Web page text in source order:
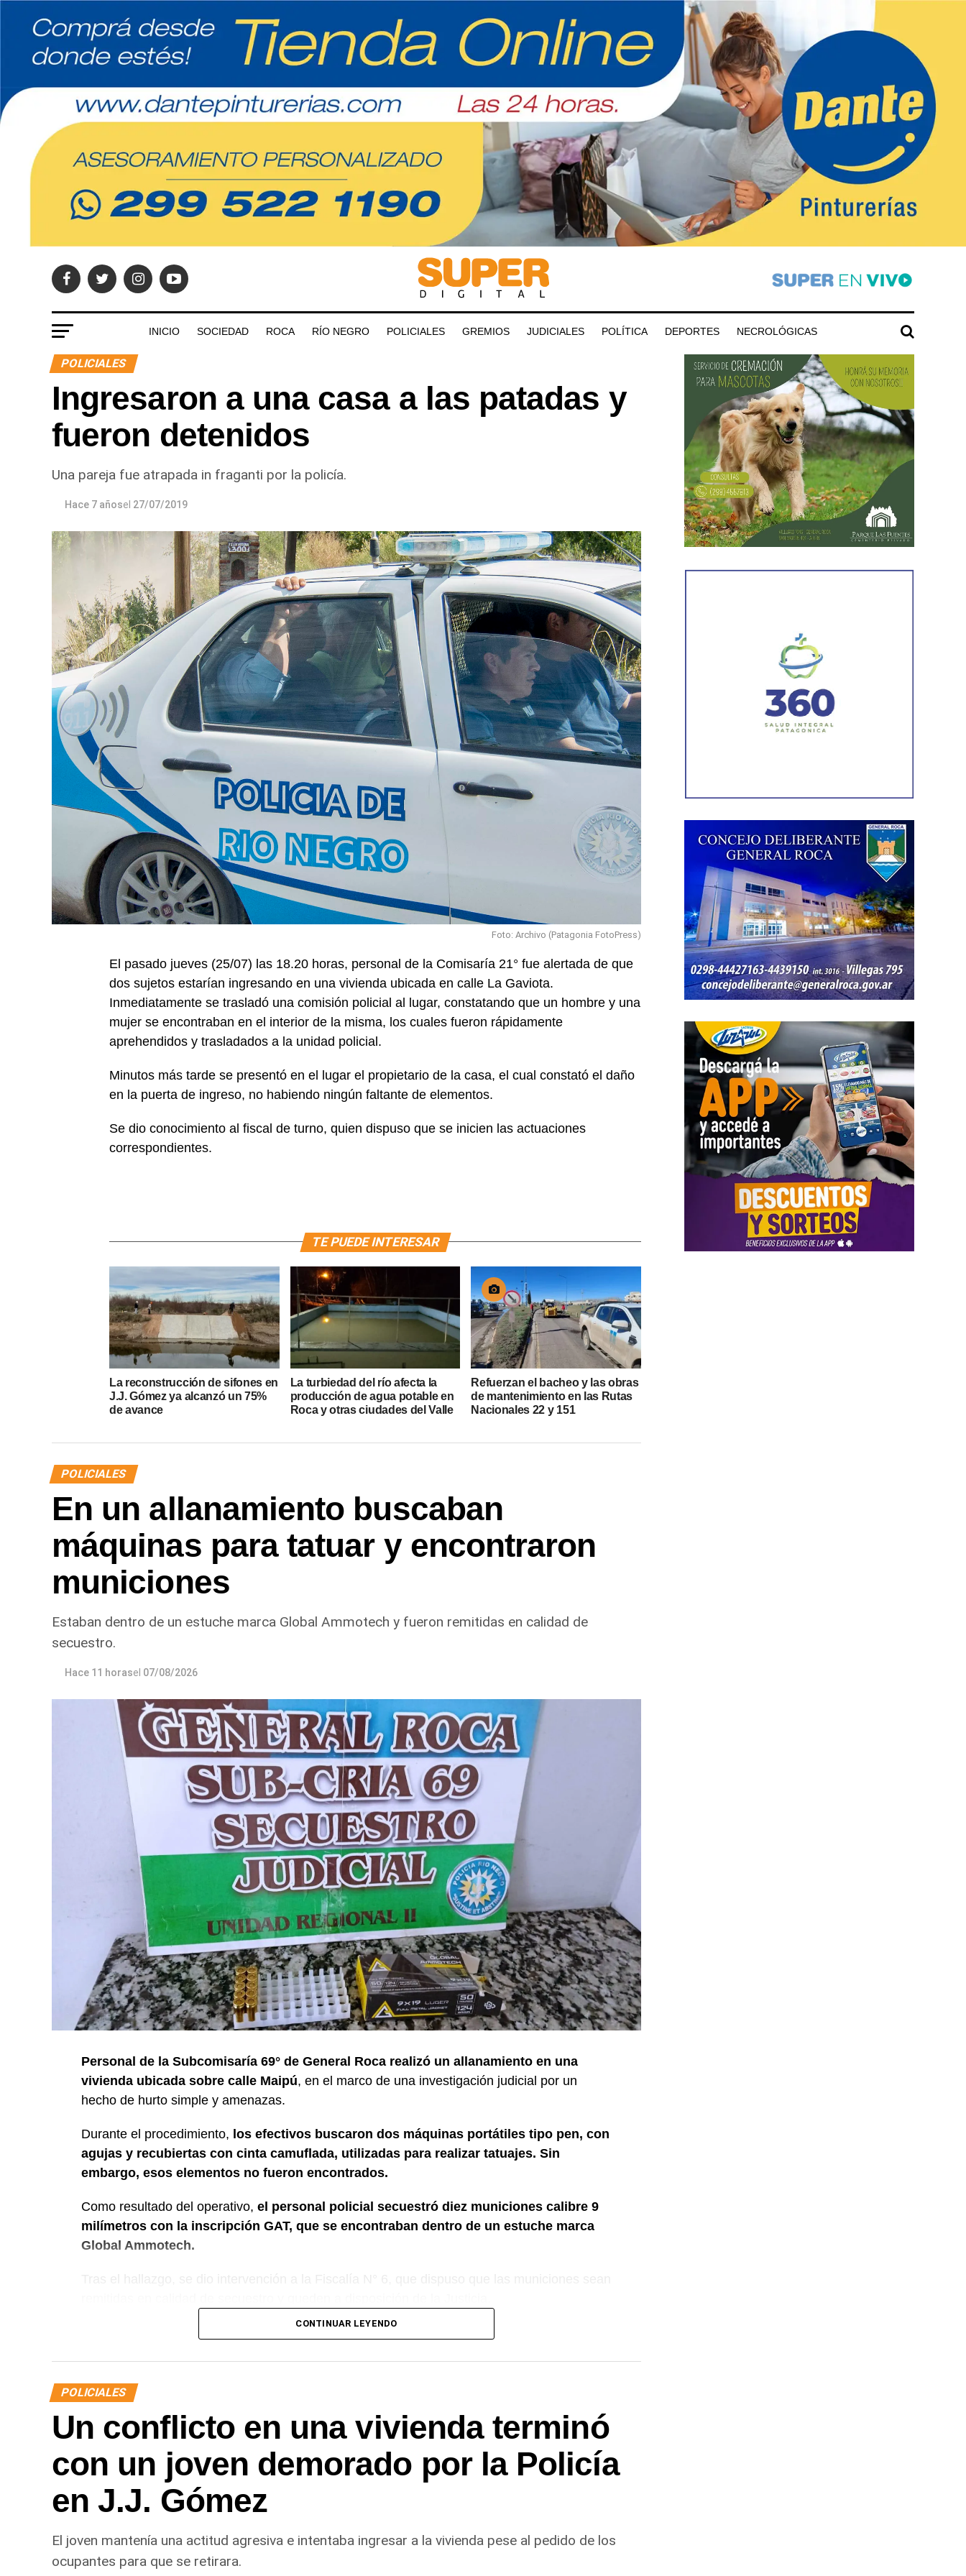
INICIO SOCIEDAD ROCA RÍO NEGRO POLICIALES GREMIOS JUDICIALES POLÍTICA DEPORTES NECROLÓGICAS
POLICIALES
Ingresaron a una casa a las patadas y
fueron detenidos
Una pareja fue atrapada in fraganti por la policía.
Hace 7 añosel 27/07/2019
Foto: Archivo (Patagonia FotoPress)
El pasado jueves (25/07) las 18.20 horas, personal de la Comisaría 21° fue alertada de que
dos sujetos estarían ingresando en una vivienda ubicada en calle La Gaviota.
Inmediatamente se trasladó una comisión policial al lugar, constatando que un hombre y una
mujer se encontraban en el interior de la misma, los cuales fueron rápidamente
aprehendidos y trasladados a la unidad policial.
Minutos más tarde se presentó en el lugar el propietario de la casa, el cual constató el daño
en la puerta de ingreso, no habiendo ningún faltante de elementos.
Se dio conocimiento al fiscal de turno, quien dispuso que se inicien las actuaciones
correspondientes.
TE PUEDE INTERESAR
La reconstrucción de sifones en
J.J. Gómez ya alcanzó un 75%
de avance
La turbiedad del río afecta la
producción de agua potable en
Roca y otras ciudades del Valle
Refuerzan el bacheo y las obras
de mantenimiento en las Rutas
Nacionales 22 y 151
POLICIALES
En un allanamiento buscaban
máquinas para tatuar y encontraron
municiones
Estaban dentro de un estuche marca Global Ammotech y fueron remitidas en calidad de
secuestro.
Hace 11 horasel 07/08/2026
Personal de la Subcomisaría 69° de General Roca realizó un allanamiento en una
vivienda ubicada sobre calle Maipú, en el marco de una investigación judicial por un
hecho de hurto simple y amenazas.
Durante el procedimiento, los efectivos buscaron dos máquinas portátiles tipo pen, con
agujas y recubiertas con cinta camuflada, utilizadas para realizar tatuajes. Sin
embargo, esos elementos no fueron encontrados.
Como resultado del operativo, el personal policial secuestró diez municiones calibre 9
milímetros con la inscripción GAT, que se encontraban dentro de un estuche marca
Global Ammotech.
CONTINUAR LEYENDO
POLICIALES
Un conflicto en una vivienda terminó
con un joven demorado por la Policía
en J.J. Gómez
El joven mantenía una actitud agresiva e intentaba ingresar a la vivienda pese al pedido de los
ocupantes para que se retirara.